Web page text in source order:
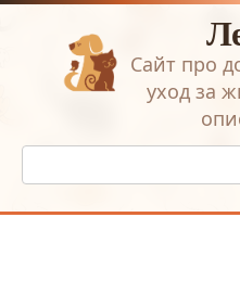
Перейти
Сайт про
уход за
Поиск: